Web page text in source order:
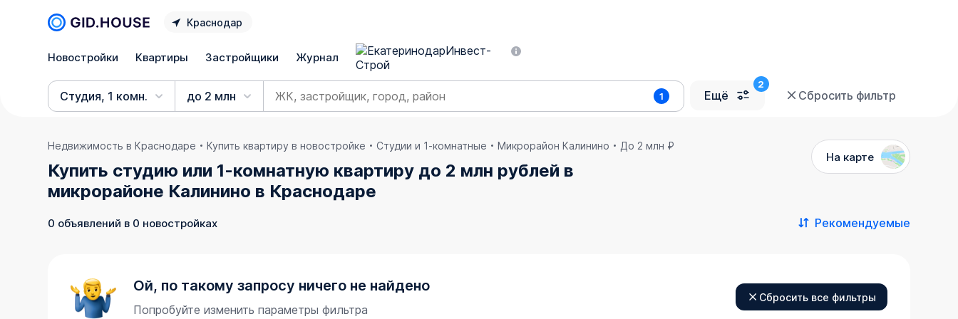
Краснодар
Новостройки Квартиры Застройщики Журнал
Студия, 1 комн. до 2 млн 1 Ещё Сбросить фильтр
Недвижимость в Краснодаре Купить квартиру в новостройке Студии и 1-комнатные Микрорайон Калинино До 2 млн ₽
Купить студию или 1-комнатную квартиру до 2 млн рублей в
микрорайоне Калинино в Краснодаре
На карте
0 объявлений в 0 новостройках Рекомендуемые
Ой, по такому запросу ничего не найдено
Попробуйте изменить параметры фильтра
Сбросить все фильтры